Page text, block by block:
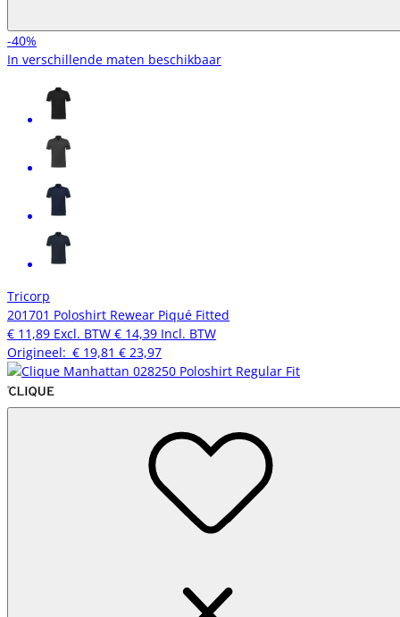
-40%
In verschillende maten beschikbaar
Tricorp
201701 Poloshirt Rewear Piqué Fitted
€ 11,89 Excl. BTW € 14,39 Incl. BTW
Origineel: € 19,81 € 23,97